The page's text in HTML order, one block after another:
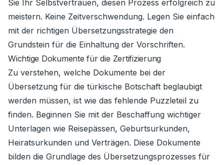
Sie Ihr Selbstvertrauen, diesen Prozess erfolgreich zu
meistern. Keine Zeitverschwendung. Legen Sie einfach
mit der richtigen Übersetzungsstrategie den
Grundstein für die Einhaltung der Vorschriften.
Wichtige Dokumente für die Zertifizierung
Zu verstehen, welche Dokumente bei der
Übersetzung für die türkische Botschaft beglaubigt
werden müssen, ist wie das fehlende Puzzleteil zu
finden. Beginnen Sie mit der Beschaffung wichtiger
Unterlagen wie Reisepässen, Geburtsurkunden,
Heiratsurkunden und Verträgen. Diese Dokumente
bilden die Grundlage des Übersetzungsprozesses für